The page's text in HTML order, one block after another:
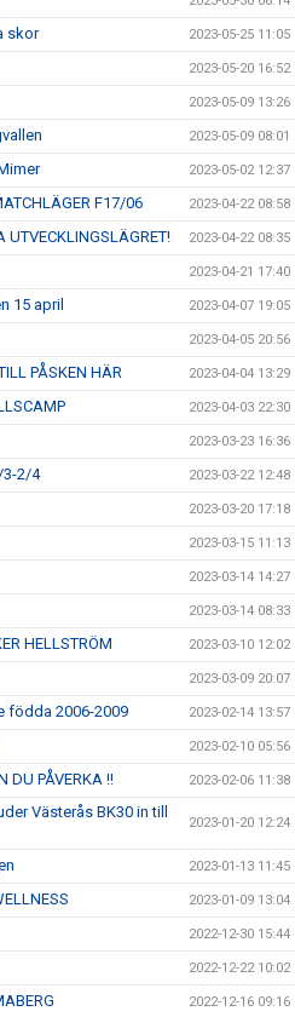
skor 2023-05-25 11:05
2023-05-20 16:52
2023-05-09 13:26
2023-05-09 08:01
2023-05-02 12:37
F17/06 2023-04-22 08:58
UTVECKLINGSLÄGRET! 2023-04-22 08:35
2023-04-21 17:40
15 april 2023-04-07 19:05
2023-04-05 20:56
PÅSKEN HÄR 2023-04-04 13:29
2023-04-03 22:30
2023-03-23 16:36
3-2/4 2023-03-22 12:48
2023-03-20 17:18
2023-03-15 11:13
2023-03-14 14:27
2023-03-14 08:33
HELLSTRÖM 2023-03-10 12:02
2023-03-09 20:07
födda 2006-2009 2023-02-14 13:57
2023-02-10 05:56
DU PÅVERKA !! 2023-02-06 11:38
Västerås BK30 in till
2023-01-20 12:24
2023-01-13 11:45
2023-01-09 13:04
2022-12-30 15:44
2022-12-22 10:02
2022-12-16 09:16